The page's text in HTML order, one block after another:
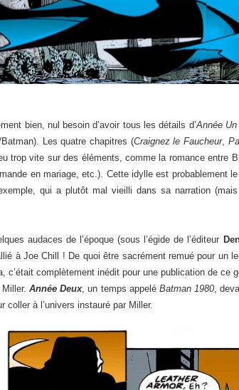
bien, nul besoin d’avoir tous les détails d’Année Un
Les quatre chapitres (Craignez le Faucheur,
trop vite sur des éléments, comme la romance entre
en mariage, etc.). Cette idylle est probablement
qui a plutôt mal vieilli dans sa narration
audaces de l’époque (sous l’égide de l’éditeur
à Joe Chill ! De quoi être sacrément remué pour un
c’était complètement inédit pour une publication de ce
Miller.Année Deux, un temps appeléBatman 1980,
coller à l’univers instauré par Miller.